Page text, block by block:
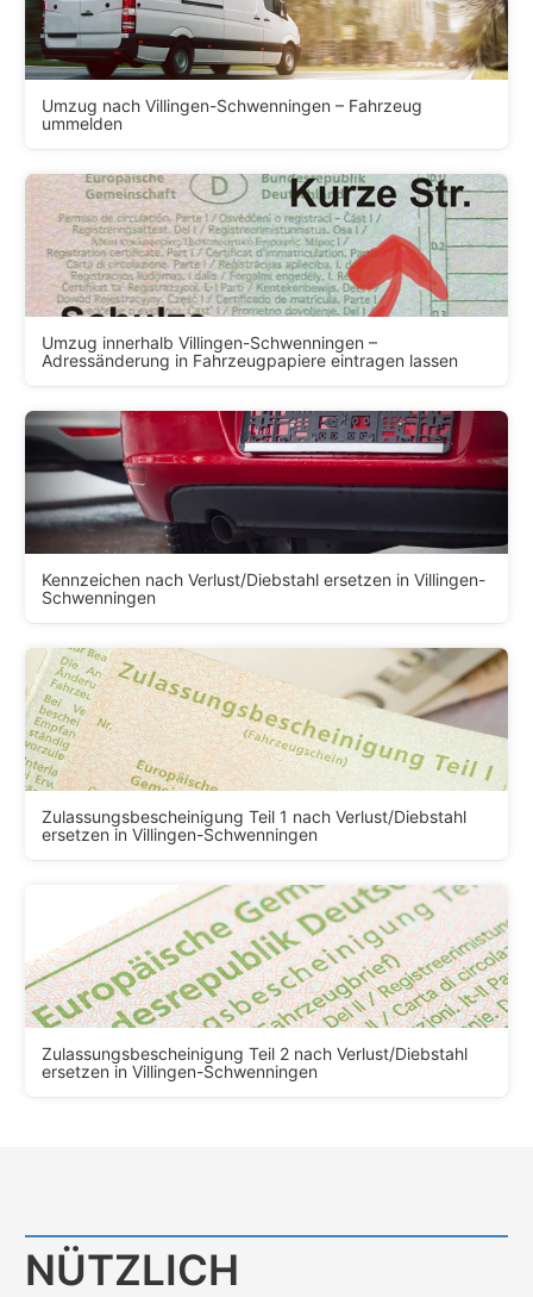
Umzug nach Villingen-Schwenningen – Fahrzeug
ummelden
Umzug innerhalb Villingen-Schwenningen –
Adressänderung in Fahrzeugpapiere eintragen lassen
Kennzeichen nach Verlust/Diebstahl ersetzen in Villingen-
Schwenningen
Zulassungsbescheinigung Teil 1 nach Verlust/Diebstahl
ersetzen in Villingen-Schwenningen
Zulassungsbescheinigung Teil 2 nach Verlust/Diebstahl
ersetzen in Villingen-Schwenningen
NÜTZLICH